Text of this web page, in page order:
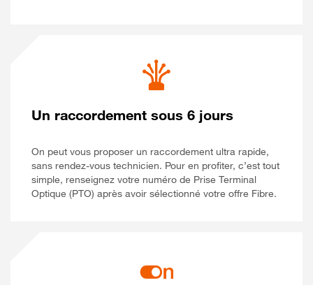
Un raccordement sous 6 jours
On peut vous proposer un raccordement ultra rapide,
sans rendez-vous technicien. Pour en profiter, c’est tout
simple, renseignez votre numéro de Prise Terminal
Optique (PTO) après avoir sélectionné votre offre Fibre.